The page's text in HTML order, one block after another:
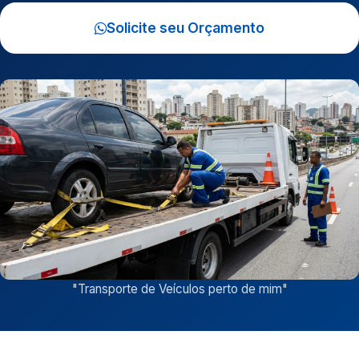
Solicite seu Orçamento
"Transporte de Veículos perto de mim"